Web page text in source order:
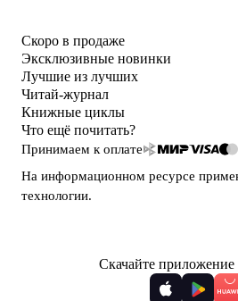
Скоро в продаже
Эксклюзивные новинки
Лучшие из лучших
Читай-журнал
Книжные циклы
Что ещё почитать?
Принимаем к оплате
На информационном ресурсе
технологии.
Скачайте приложение